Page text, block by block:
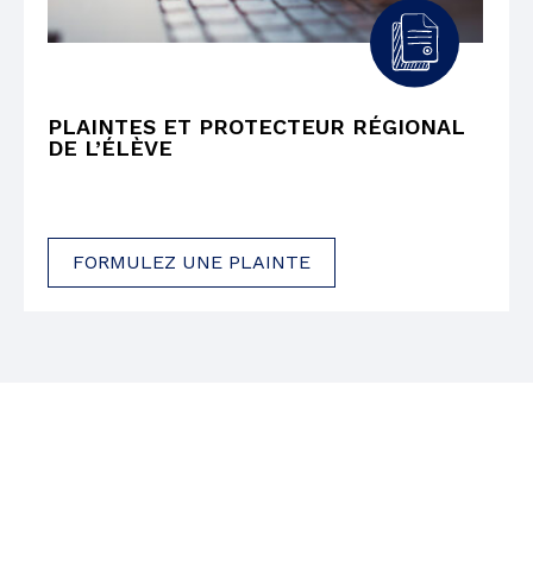
PLAINTES ET PROTECTEUR RÉGIONAL
DE L’ÉLÈVE
FORMULEZ UNE PLAINTE